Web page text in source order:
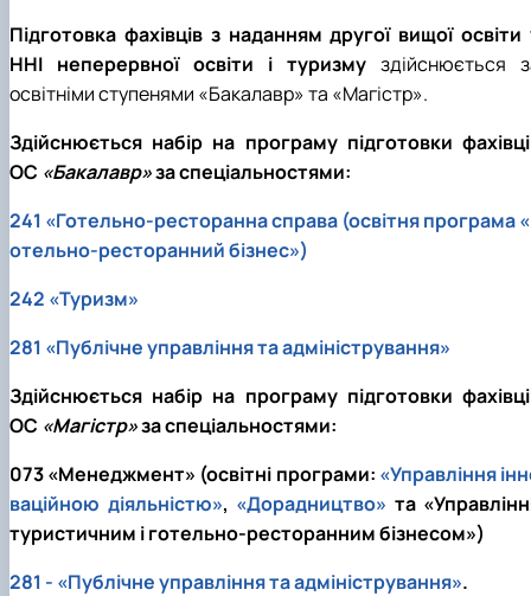
Підготовка фахівців з наданням другої вищої освіти
ННІ неперервної освіти і туризму здійснюється
освітніми ступенями «Бакалавр» та «Магістр».
Здійснюється набір на програму підготовки
ОС «Бакалавр»за спеціальностями:
241 «Готельно-ресторанна справа (освітня програма
отельно-ресторанний бізнес»)
242 «Туризм»
281 «Публічне управління та адміністрування»
Здійснюється набір на програму підготовки
ОС «Магістр»за спеціальностями:
073 «Менеджмент» (освітні програми: «Управління
ваційною діяльністю», «Дорадництво» та
туристичним і готельно-ресторанним бізнесом»)
281 - «Публічне управління та адміністрування».